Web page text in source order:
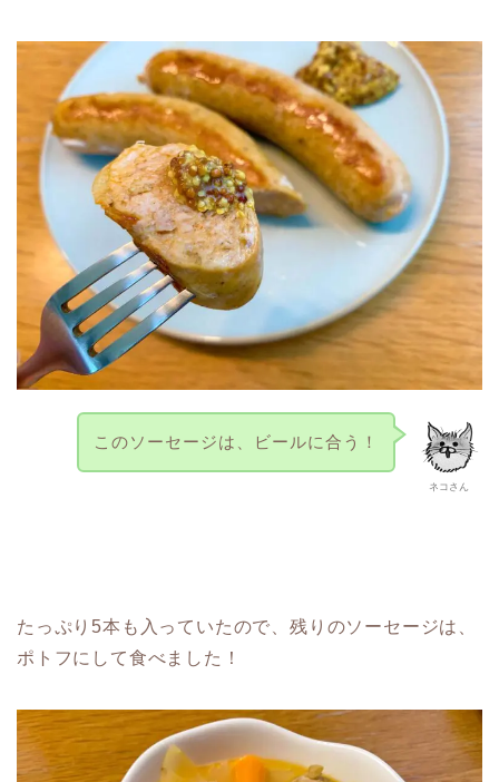
ネコさん
このソーセージは、ビールに合う！
たっぷり5本も入っていたので、残りのソーセージは、
ポトフにして食べました！